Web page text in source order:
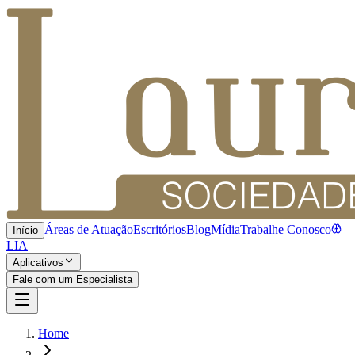
Início Áreas de AtuaçãoEscritóriosBlogMídiaTrabalhe Conosco
LIA
Aplicativos
Fale com um Especialista
Home